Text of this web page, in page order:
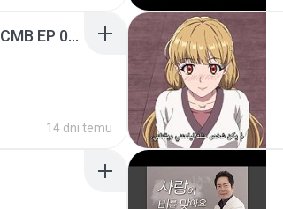
[Witanime.com] RKNGMNNTSRCMB EP 05 HD.mp4
14 dni temu